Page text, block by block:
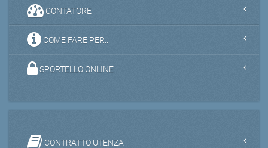
CONTATORE
COME FARE PER...
SPORTELLO ONLINE
CONTRATTO UTENZA